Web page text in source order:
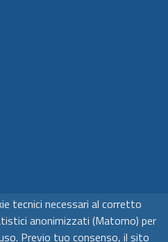
tecnici necessari al corretto
anonimizzati (Matomo) per
Previo tuo consenso, il sito
Stranieri di Siena
- P.IVA 00980510523